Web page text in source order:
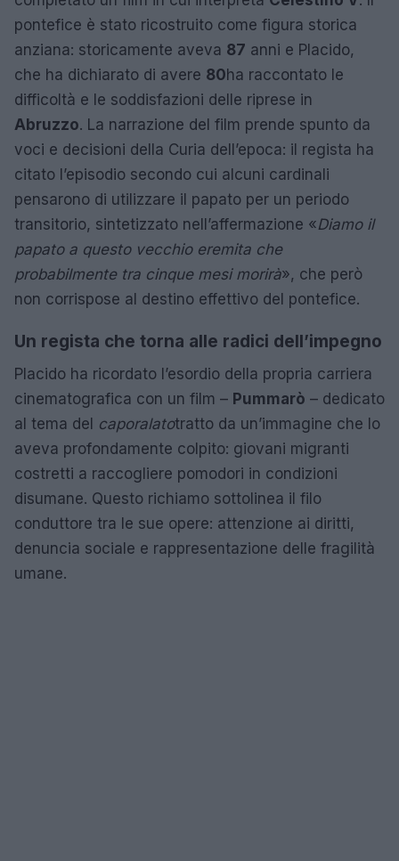
pontefice è stato ricostruito come figura storica
anziana: storicamente aveva 87 anni e Placido,
che ha dichiarato di avere 80ha raccontato le
difficoltà e le soddisfazioni delle riprese in
Abruzzo. La narrazione del film prende spunto da
voci e decisioni della Curia dell’epoca: il regista ha
citato l’episodio secondo cui alcuni cardinali
pensarono di utilizzare il papato per un periodo
transitorio, sintetizzato nell’affermazione «Diamo il
papato a questo vecchio eremita che
probabilmente tra cinque mesi morirà», che però
non corrispose al destino effettivo del pontefice.
Un regista che torna alle radici dell’impegno
Placido ha ricordato l’esordio della propria carriera
cinematografica con un film – Pummarò – dedicato
al tema del caporalatotratto da un’immagine che lo
aveva profondamente colpito: giovani migranti
costretti a raccogliere pomodori in condizioni
disumane. Questo richiamo sottolinea il filo
conduttore tra le sue opere: attenzione ai diritti,
denuncia sociale e rappresentazione delle fragilità
umane.